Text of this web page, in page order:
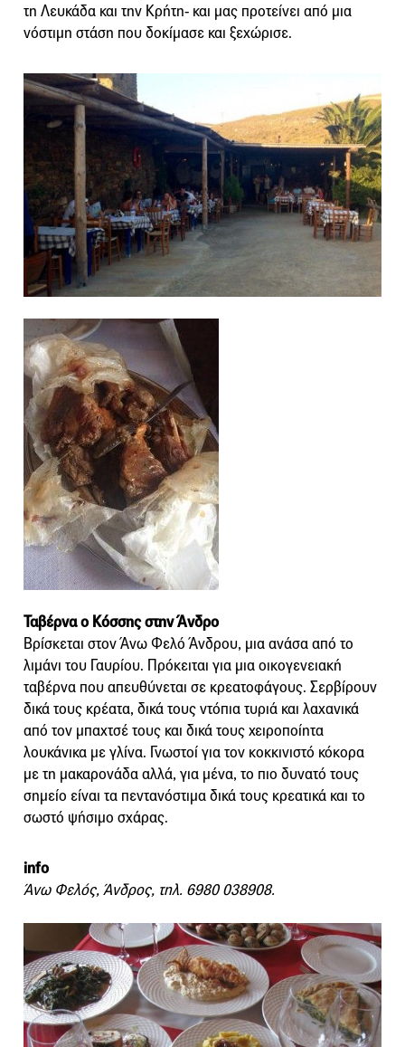
τη Λευκάδα και την Κρήτη- και μας προτείνει από μια
νόστιμη στάση που δοκίμασε και ξεχώρισε.
Ταβέρνα ο Κόσσης στην Άνδρο
Βρίσκεται στον Άνω Φελό Άνδρου, μια ανάσα από το
λιμάνι του Γαυρίου. Πρόκειται για μια οικογενειακή
ταβέρνα που απευθύνεται σε κρεατοφάγους. Σερβίρουν
δικά τους κρέατα, δικά τους ντόπια τυριά και λαχανικά
από τον μπαχτσέ τους και δικά τους χειροποίητα
λουκάνικα με γλίνα. Γνωστοί για τον κοκκινιστό κόκορα
με τη μακαρονάδα αλλά, για μένα, το πιο δυνατό τους
σημείο είναι τα πεντανόστιμα δικά τους κρεατικά και το
σωστό ψήσιμο σχάρας.
info
Άνω Φελός, Άνδρος, τηλ. 6980 038908.